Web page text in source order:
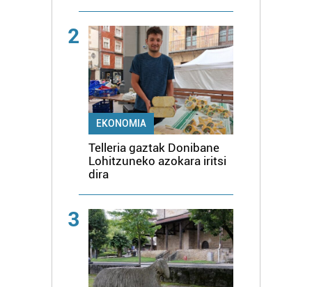
2
EKONOMIA
Telleria gaztak Donibane
Lohitzuneko azokara iritsi
dira
3